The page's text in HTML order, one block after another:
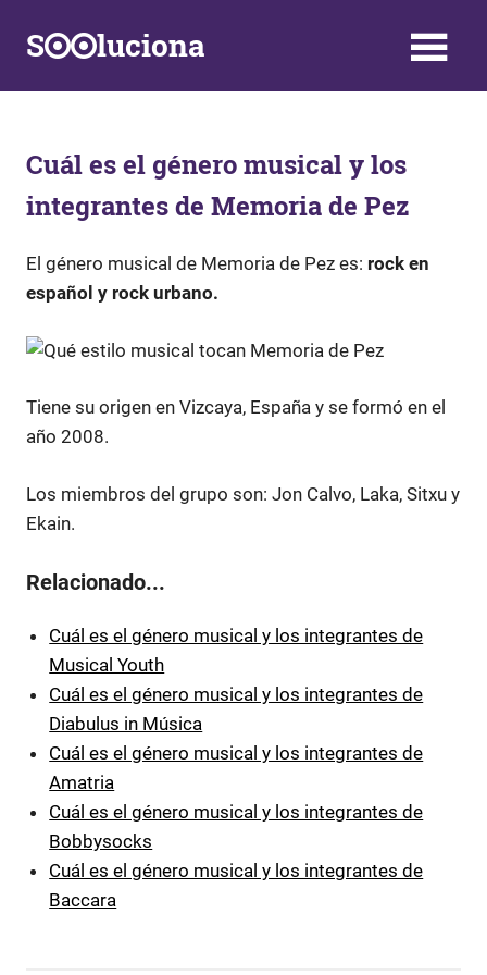
S luciona
y
Soluciones
a
problemas
la
vida
Cuál es el género musical y los
integrantes de Memoria de Pez
El género musical de Memoria de Pez es: rock en
español y rock urbano.
Tiene su origen en Vizcaya, España y se formó en el
año 2008.
Los miembros del grupo son: Jon Calvo, Laka, Sitxu y
Ekain.
Relacionado...
Cuál es el género musical y los integrantes de
Musical Youth
Cuál es el género musical y los integrantes de
Diabulus in Música
Cuál es el género musical y los integrantes de
Amatria
Cuál es el género musical y los integrantes de
Bobbysocks
Cuál es el género musical y los integrantes de
Baccara